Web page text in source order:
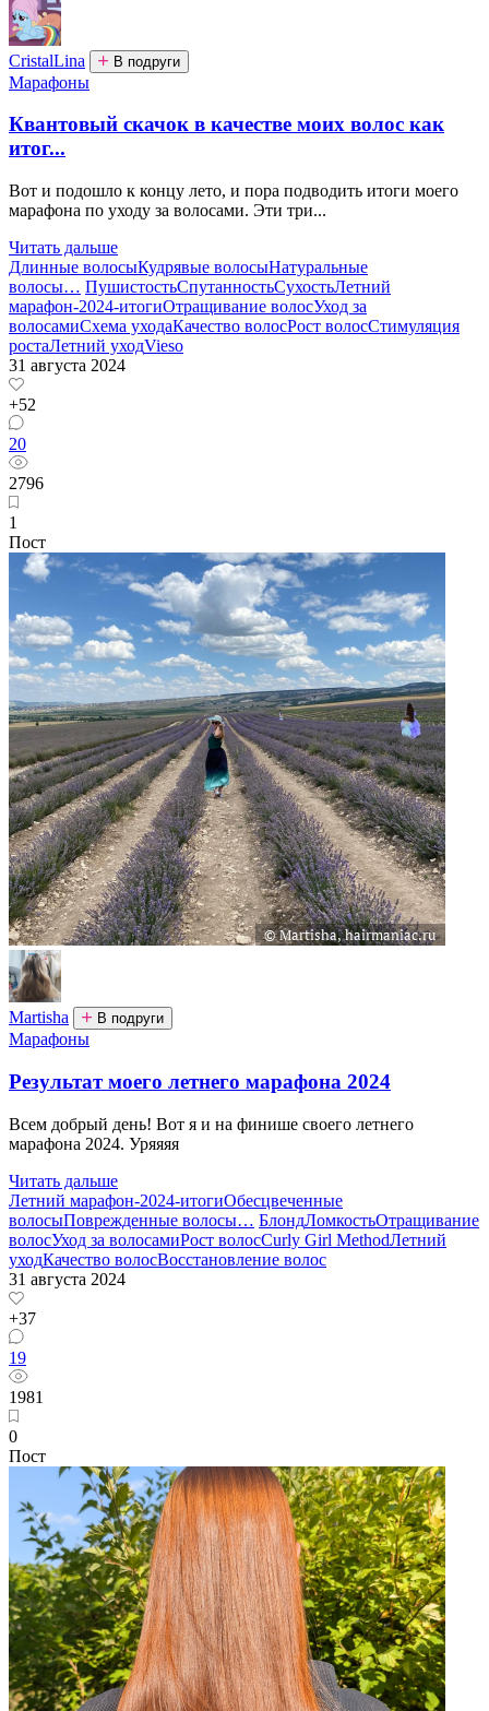
CristalLina В подруги
Марафоны
Квантовый скачок в качестве моих волос как
итог...
Вот и подошло к концу лето, и пора подводить итоги моего
марафона по уходу за волосами. Эти три...
Читать дальше
Длинные волосыКудрявые волосыНатуральные
волосы… ПушистостьСпутанностьСухостьЛетний
марафон-2024-итогиОтращивание волосУход за
волосамиСхема уходаКачество волосРост волосСтимуляция
ростаЛетний уходVieso
31 августа 2024
+52
20
2796
1
Пост
Martisha В подруги
Марафоны
Результат моего летнего марафона 2024
Всем добрый день! Вот я и на финише своего летнего
марафона 2024. Уряяяя
Читать дальше
Летний марафон-2024-итогиОбесцвеченные
волосыПоврежденные волосы… БлондЛомкостьОтращивание
волосУход за волосамиРост волосCurly Girl MethodЛетний
уходКачество волосВосстановление волос
31 августа 2024
+37
19
1981
0
Пост